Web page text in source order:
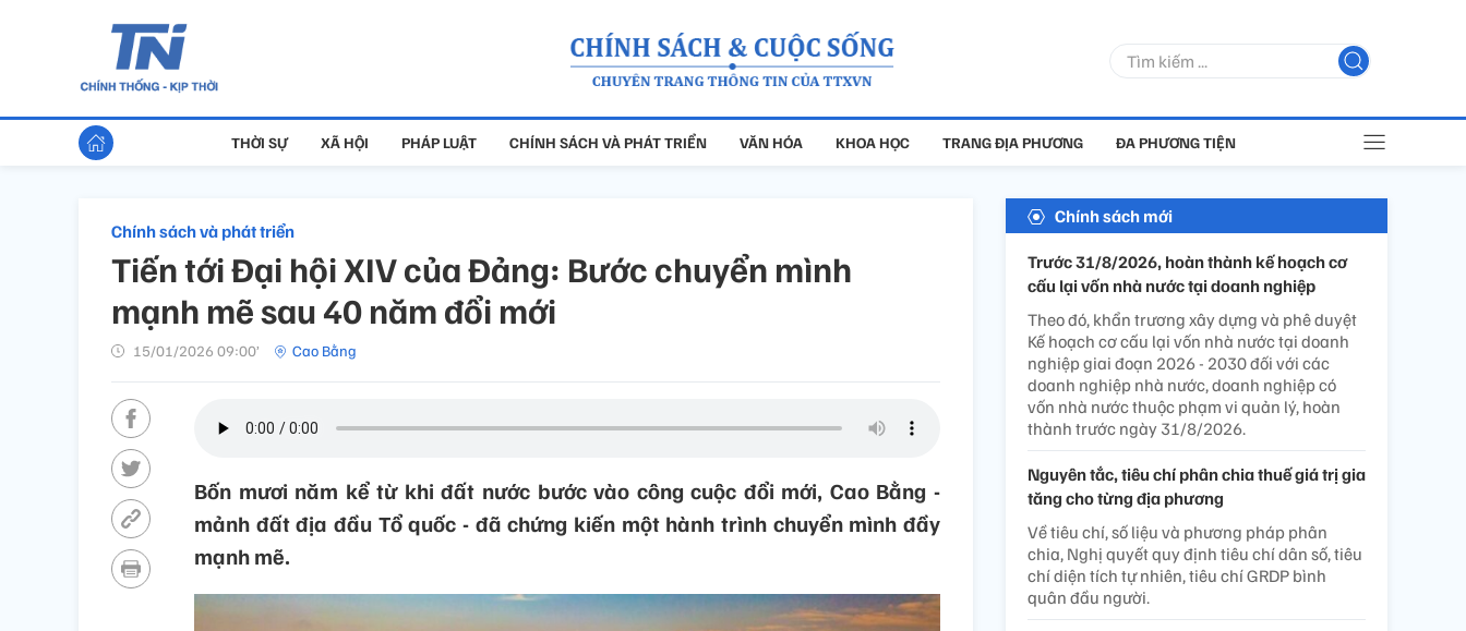
THỜI SỰ XÃ HỘI PHÁP LUẬT CHÍNH SÁCH VÀ PHÁT TRIỂN VĂN HÓA KHOA HỌC TRANG ĐỊA PHƯƠNG ĐA PHƯƠNG TIỆN
Chính sách và phát triển
Tiến tới Đại hội XIV của Đảng: Bước chuyển mình
mạnh mẽ sau 40 năm đổi mới
15/01/2026 09:00’ Cao Bằng
Bốn mươi năm kể từ khi đất nước bước vào công cuộc đổi mới, Cao Bằng -
mảnh đất địa đầu Tổ quốc - đã chứng kiến một hành trình chuyển mình đầy
mạnh mẽ.
Chính sách mới
Trước 31/8/2026, hoàn thành kế hoạch cơ
cấu lại vốn nhà nước tại doanh nghiệp
Theo đó, khẩn trương xây dựng và phê duyệt
Kế hoạch cơ cấu lại vốn nhà nước tại doanh
nghiệp giai đoạn 2026 - 2030 đối với các
doanh nghiệp nhà nước, doanh nghiệp có
vốn nhà nước thuộc phạm vi quản lý, hoàn
thành trước ngày 31/8/2026.
Nguyên tắc, tiêu chí phân chia thuế giá trị gia
tăng cho từng địa phương
Về tiêu chí, số liệu và phương pháp phân
chia, Nghị quyết quy định tiêu chí dân số, tiêu
chí diện tích tự nhiên, tiêu chí GRDP bình
quân đầu người.